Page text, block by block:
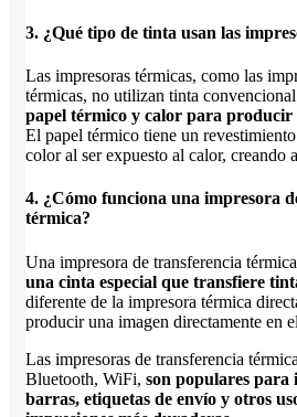
3. ¿Qué tipo de tinta usan las
Las impresoras térmicas, como las
térmicas, no utilizan tinta
papel térmico y calor para producir
El papel térmico tiene un
color al ser expuesto al calor, creando
4. ¿Cómo funciona una impresora
térmica?
Una impresora de transferencia térmica
una cinta especial que transfiere
diferente de la impresora térmica
producir una imagen directamente en
Las impresoras de transferencia
Bluetooth, WiFi, son populares
barras, etiquetas de envío y otros